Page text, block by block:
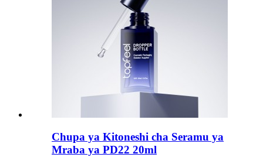
Chupa ya Kitoneshi cha Seramu ya
Mraba ya PD22 20ml